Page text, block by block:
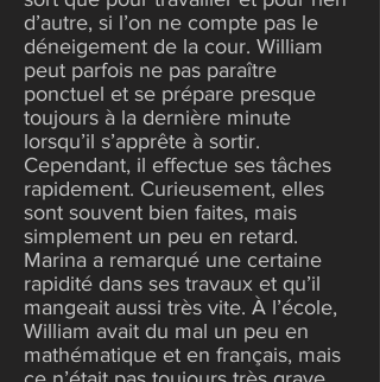
d’autre, si l’on ne compte pas le
déneigement de la cour. William
peut parfois ne pas paraître
ponctuel et se prépare presque
toujours à la dernière minute
lorsqu’il s’apprête à sortir.
Cependant, il effectue ses tâches
rapidement. Curieusement, elles
sont souvent bien faites, mais
simplement un peu en retard.
Marina a remarqué une certaine
rapidité dans ses travaux et qu’il
mangeait aussi très vite. À l’école,
William avait du mal un peu en
mathématique et en français, mais